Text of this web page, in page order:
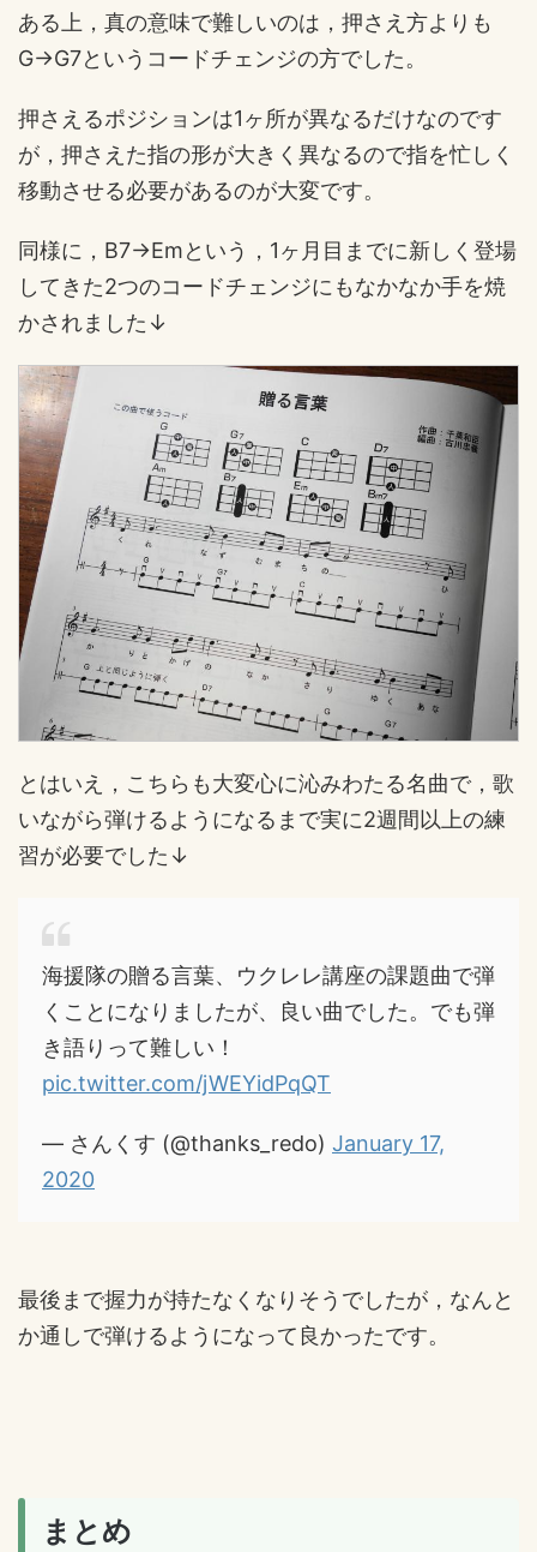
ある上，真の意味で難しいのは，押さえ方よりも
G→G7というコードチェンジの方でした。
押さえるポジションは1ヶ所が異なるだけなのです
が，押さえた指の形が大きく異なるので指を忙しく
移動させる必要があるのが大変です。
同様に，B7→Emという，1ヶ月目までに新しく登場
してきた2つのコードチェンジにもなかなか手を焼
かされました↓
とはいえ，こちらも大変心に沁みわたる名曲で，歌
いながら弾けるようになるまで実に2週間以上の練
習が必要でした↓
海援隊の贈る言葉、ウクレレ講座の課題曲で弾
くことになりましたが、良い曲でした。でも弾
き語りって難しい！
pic.twitter.com/jWEYidPqQT
— さんくす (@thanks_redo) January 17,
2020
最後まで握力が持たなくなりそうでしたが，なんと
か通しで弾けるようになって良かったです。
まとめ